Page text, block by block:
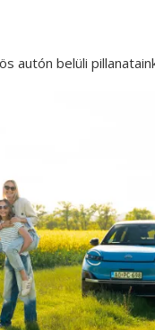
autón belüli